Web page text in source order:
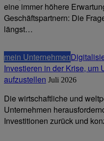
eine immer höhere
Geschäftspartnern: Die
längst…
mein Unternehmen
Investieren in der Krise, um
aufzustellen Juli 2026
Die wirtschaftliche und
Unternehmen
Investitionen zurück und